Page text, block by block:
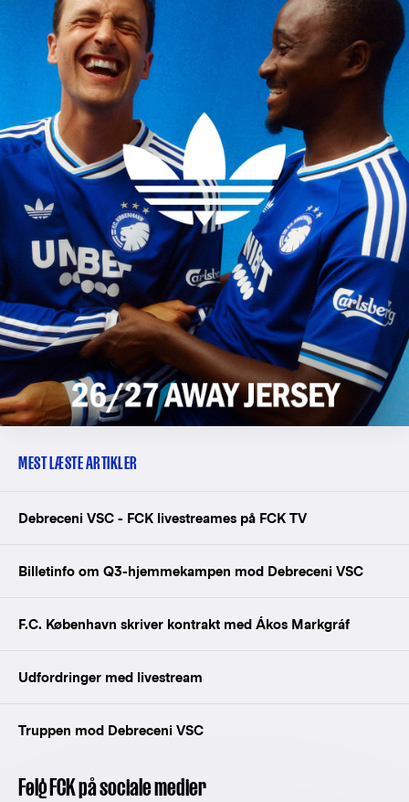
MEST LÆSTE ARTIKLER
Debreceni VSC - FCK livestreames på FCK TV
Billetinfo om Q3-hjemmekampen mod Debreceni VSC
F.C. København skriver kontrakt med Ákos Markgráf
Udfordringer med livestream
Truppen mod Debreceni VSC
Følg FCK på sociale medier